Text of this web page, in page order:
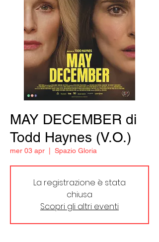
MAY DECEMBER di
Todd Haynes (V.O.)
mer 03 apr Spazio Gloria
La registrazione è stata
chiusa
Scopri gli altri eventi